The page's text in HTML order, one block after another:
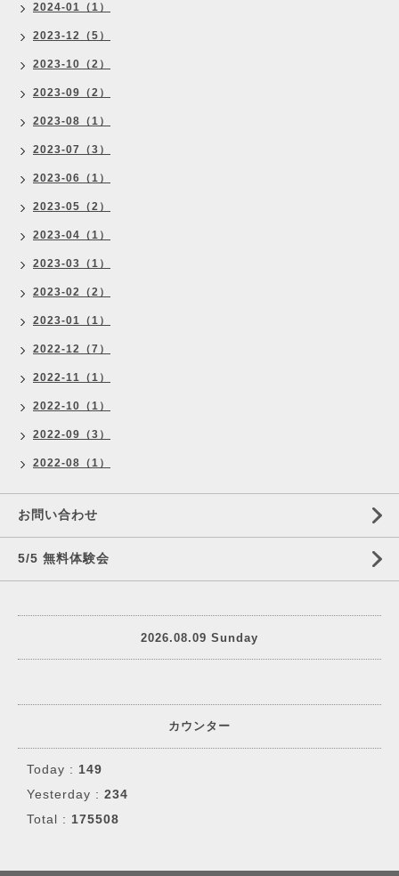
2024-01（1）
2023-12（5）
2023-10（2）
2023-09（2）
2023-08（1）
2023-07（3）
2023-06（1）
2023-05（2）
2023-04（1）
2023-03（1）
2023-02（2）
2023-01（1）
2022-12（7）
2022-11（1）
2022-10（1）
2022-09（3）
2022-08（1）
お問い合わせ
5/5 無料体験会
2026.08.09 Sunday
カウンター
Today : 149
Yesterday : 234
Total : 175508